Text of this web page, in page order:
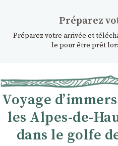
Préparez
Préparez votre arrivée et
le pour être prêt
Voyage
les Alpes-de-
dans le golfe